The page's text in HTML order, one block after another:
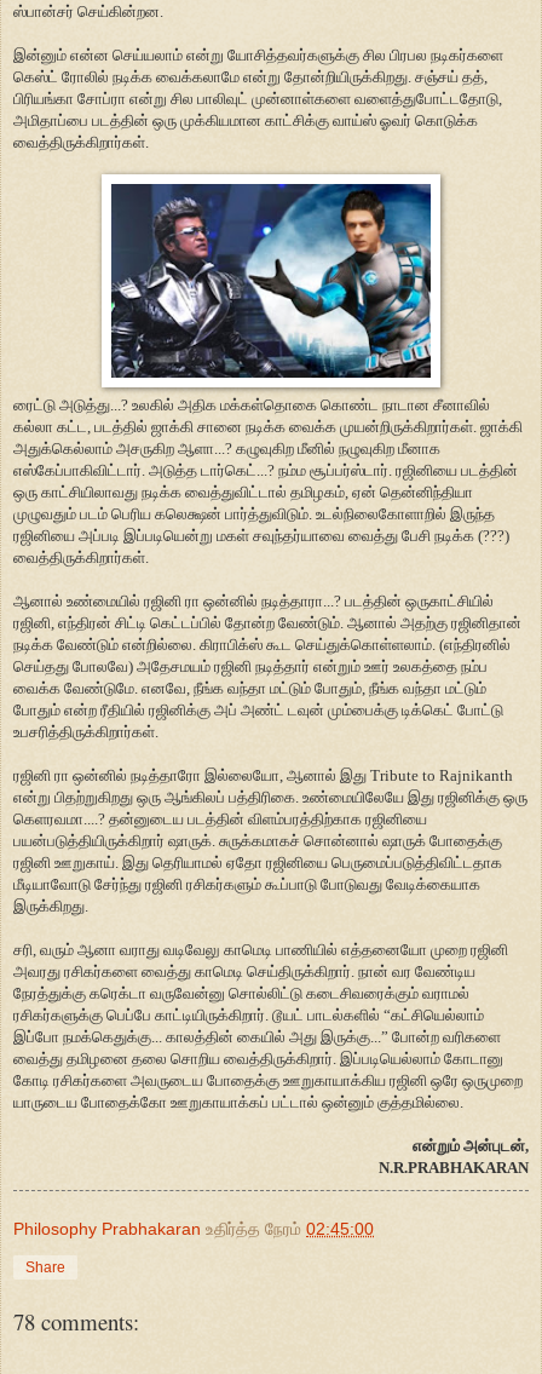
ஸ்பான்சர் செய்கின்றன.
இன்னும் என்ன செய்யலாம் என்று யோசித்தவர்களுக்கு சில பிரபல நடிகர்களை
கெஸ்ட் ரோலில் நடிக்க வைக்கலாமே என்று தோன்றியிருக்கிறது. சஞ்சய் தத்,
பிரியங்கா சோப்ரா என்று சில பாலிவுட் முன்னாள்களை வளைத்துபோட்டதோடு,
அமிதாப்பை படத்தின் ஒரு முக்கியமான காட்சிக்கு வாய்ஸ் ஓவர் கொடுக்க
வைத்திருக்கிறார்கள்.
ரைட்டு அடுத்து...? உலகில் அதிக மக்கள்தொகை கொண்ட நாடான சீனாவில்
கல்லா கட்ட, படத்தில் ஜாக்கி சானை நடிக்க வைக்க முயன்றிருக்கிறார்கள். ஜாக்கி
அதுக்கெல்லாம் அசருகிற ஆளா...? கழுவுகிற மீனில் நழுவுகிற மீனாக
எஸ்கேப்பாகிவிட்டார். அடுத்த டார்கெட்...? நம்ம சூப்பர்ஸ்டார். ரஜினியை படத்தின்
ஒரு காட்சியிலாவது நடிக்க வைத்துவிட்டால் தமிழகம், ஏன் தென்னிந்தியா
முழுவதும் படம் பெரிய கலெக்ஷன் பார்த்துவிடும். உடல்நிலைகோளாறில் இருந்த
ரஜினியை அப்படி இப்படியென்று மகள் சவுந்தர்யாவை வைத்து பேசி நடிக்க (???)
வைத்திருக்கிறார்கள்.
ஆனால் உண்மையில் ரஜினி ரா ஒன்னில் நடித்தாரா...? படத்தின் ஒருகாட்சியில்
ரஜினி, எந்திரன் சிட்டி கெட்டப்பில் தோன்ற வேண்டும். ஆனால் அதற்கு ரஜினிதான்
நடிக்க வேண்டும் என்றில்லை. கிராபிக்ஸ் கூட செய்துக்கொள்ளலாம். (எந்திரனில்
செய்தது போலவே) அதேசமயம் ரஜினி நடித்தார் என்றும் ஊர் உலகத்தை நம்ப
வைக்க வேண்டுமே. எனவே, நீங்க வந்தா மட்டும் போதும், நீங்க வந்தா மட்டும்
போதும் என்ற ரீதியில் ரஜினிக்கு அப் அண்ட் டவுன் மும்பைக்கு டிக்கெட் போட்டு
உபசரித்திருக்கிறார்கள்.
ரஜினி ரா ஒன்னில் நடித்தாரோ இல்லையோ, ஆனால் இது Tribute to Rajnikanth
என்று பிதற்றுகிறது ஒரு ஆங்கிலப் பத்திரிகை. உண்மையிலேயே இது ரஜினிக்கு ஒரு
கெளரவமா....? தன்னுடைய படத்தின் விளம்பரத்திற்காக ரஜினியை
பயன்படுத்தியிருக்கிறார் ஷாருக். சுருக்கமாகச் சொன்னால் ஷாருக் போதைக்கு
ரஜினி ஊறுகாய். இது தெரியாமல் ஏதோ ரஜினியை பெருமைப்படுத்திவிட்டதாக
மீடியாவோடு சேர்ந்து ரஜினி ரசிகர்களும் கூப்பாடு போடுவது வேடிக்கையாக
இருக்கிறது.
சரி, வரும் ஆனா வராது வடிவேலு காமெடி பாணியில் எத்தனையோ முறை ரஜினி
அவரது ரசிகர்களை வைத்து காமெடி செய்திருக்கிறார். நான் வர வேண்டிய
நேரத்துக்கு கரெக்டா வருவேன்னு சொல்லிட்டு கடைசிவரைக்கும் வராமல்
ரசிகர்களுக்கு பெப்பே காட்டியிருக்கிறார். டூயட் பாடல்களில் “கட்சியெல்லாம்
இப்போ நமக்கெதுக்கு... காலத்தின் கையில் அது இருக்கு...” போன்ற வரிகளை
வைத்து தமிழனை தலை சொறிய வைத்திருக்கிறார். இப்படியெல்லாம் கோடானு
கோடி ரசிகர்களை அவருடைய போதைக்கு ஊறுகாயாக்கிய ரஜினி ஒரே ஒருமுறை
யாருடைய போதைக்கோ ஊறுகாயாக்கப் பட்டால் ஒன்னும் குத்தமில்லை.
என்றும் அன்புடன்,
N.R.PRABHAKARAN
Philosophy Prabhakaran உதிர்த்த நேரம் 02:45:00
Share
78 comments: